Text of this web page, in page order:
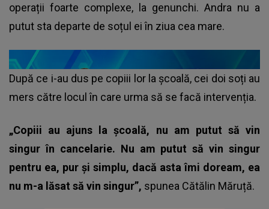
operații foarte complexe, la genunchi. Andra nu a
putut sta departe de soțul ei în ziua cea mare.
După ce i-au dus pe copiii lor la școală, cei doi soți au
mers către locul în care urma să se facă intervenția.
„Copiii au ajuns la școală, nu am putut să vin
singur în cancelarie. Nu am putut să vin singur
pentru ea, pur și simplu, dacă asta îmi doream, ea
nu m-a lăsat să vin singur”, spunea Cătălin Măruță.